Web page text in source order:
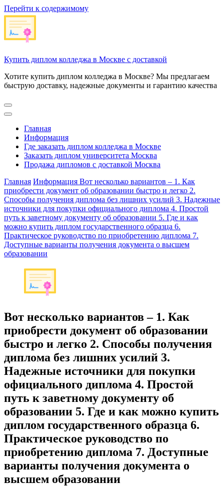
Перейти к содержимому
Купить диплом колледжа в Москве с доставкой
Хотите купить диплом колледжа в Москве? Мы предлагаем
быструю доставку, надежные документы и гарантию качества
Главная
Информация
Где заказать диплом колледжа в Москве
Заказать диплом университета Москва
Продажа дипломов с доставкой Москва
Главная Информация Вот несколько вариантов – 1. Как
приобрести документ об образовании быстро и легко 2.
Способы получения диплома без лишних усилий 3. Надежные
источники для покупки официального диплома 4. Простой
путь к заветному документу об образовании 5. Где и как
можно купить диплом государственного образца 6.
Практическое руководство по приобретению диплома 7.
Доступные варианты получения документа о высшем
образовании
Вот несколько вариантов – 1. Как
приобрести документ об образовании
быстро и легко 2. Способы получения
диплома без лишних усилий 3.
Надежные источники для покупки
официального диплома 4. Простой
путь к заветному документу об
образовании 5. Где и как можно купить
диплом государственного образца 6.
Практическое руководство по
приобретению диплома 7. Доступные
варианты получения документа о
высшем образовании